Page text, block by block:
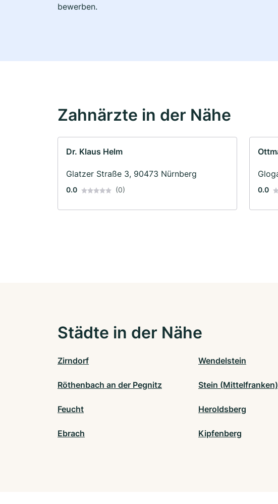
bewerben.
Zahnärzte in der Nähe
Dr. Klaus Helm
Glatzer Straße 3, 90473 Nürnberg
0.0 (0) 0.0
Städte in der Nähe
Zirndorf Wendelstein
Röthenbach an der Pegnitz Stein (Mittelfranken)
Feucht Heroldsberg
Ebrach Kipfenberg